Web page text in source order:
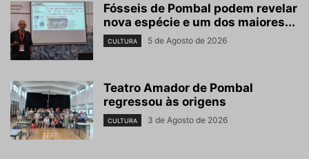
Fósseis de Pombal podem revelar
nova espécie e um dos maiores...
CULTURA 5 de Agosto de 2026
Teatro Amador de Pombal
regressou às origens
CULTURA 3 de Agosto de 2026